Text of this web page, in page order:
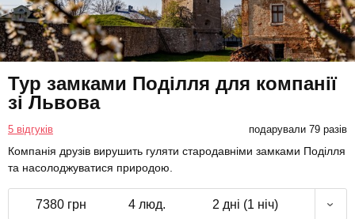
Тур замками Поділля для компанії
зі Львова
5 відгуків подарували 79 разів
Компанія друзів вирушить гуляти стародавніми замками Поділля
та насолоджуватися природою.
7380 грн 4 люд. 2 дні (1 ніч)